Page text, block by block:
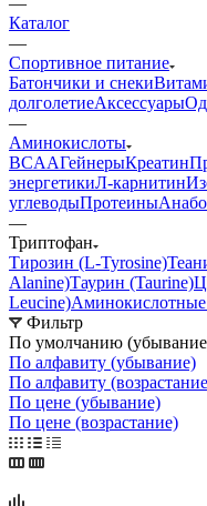
Каталог
—
Спортивное питание
Батончики и снеки
долголетиеАксессуары
—
Аминокислоты
BCAAГейнерыКреатин
энергетикиЛ-карнитин
углеводыПротеины
—
Триптофан
Тирозин (L-Tyrosine)
Alanine)Таурин (Taurine)
Leucine)
Фильтр
По умолчанию
По алфавиту (убывание)
По алфавиту
По цене (убывание)
По цене (возрастание)